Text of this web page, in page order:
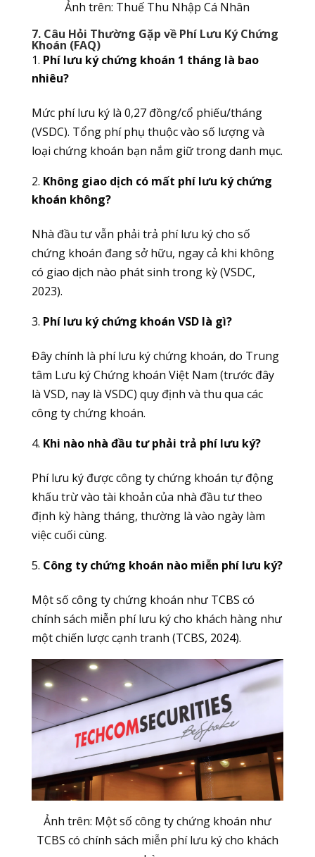
Ảnh trên: Thuế Thu Nhập Cá Nhân
7. Câu Hỏi Thường Gặp về Phí Lưu Ký Chứng
Khoán (FAQ)
Phí lưu ký chứng khoán 1 tháng là bao
nhiêu?
Mức phí lưu ký là 0,27 đồng/cổ phiếu/tháng
(VSDC). Tổng phí phụ thuộc vào số lượng và
loại chứng khoán bạn nắm giữ trong danh mục.
Không giao dịch có mất phí lưu ký chứng
khoán không?
Nhà đầu tư vẫn phải trả phí lưu ký cho số
chứng khoán đang sở hữu, ngay cả khi không
có giao dịch nào phát sinh trong kỳ (VSDC,
2023).
Phí lưu ký chứng khoán VSD là gì?
Đây chính là phí lưu ký chứng khoán, do Trung
tâm Lưu ký Chứng khoán Việt Nam (trước đây
là VSD, nay là VSDC) quy định và thu qua các
công ty chứng khoán.
Khi nào nhà đầu tư phải trả phí lưu ký?
Phí lưu ký được công ty chứng khoán tự động
khấu trừ vào tài khoản của nhà đầu tư theo
định kỳ hàng tháng, thường là vào ngày làm
việc cuối cùng.
Công ty chứng khoán nào miễn phí lưu ký?
Một số công ty chứng khoán như TCBS có
chính sách miễn phí lưu ký cho khách hàng như
một chiến lược cạnh tranh (TCBS, 2024).
Ảnh trên: Một số công ty chứng khoán như
TCBS có chính sách miễn phí lưu ký cho khách